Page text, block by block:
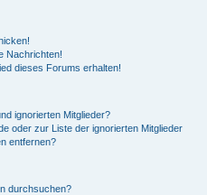
Nachrichten!
dieses Forums erhalten!
ignorierten Mitglieder?
oder zur Liste der ignorierten Mitglieder
entfernen?
durchsuchen?